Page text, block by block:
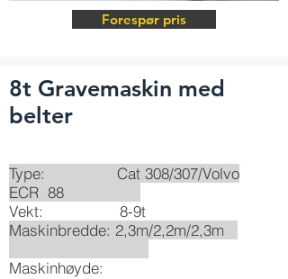
Forespør pris
8t Gravemaskin med
belter
Type: Cat 308/307/Volvo
ECR 88
Vekt: 8-9t
Maskinbredde: 2,3m/2,2m/2,3m
Maskinhøyde: